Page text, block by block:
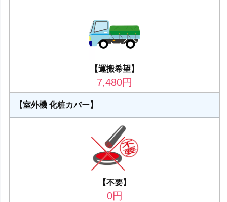
【運搬希望】
7,480円
【室外機 化粧カバー】
【不要】
0円